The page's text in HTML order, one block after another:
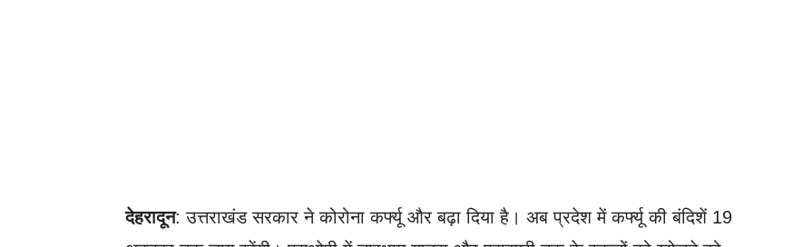
देहरादून: उत्तराखंड सरकार ने कोरोना कर्फ्यू और बढ़ा दिया है। अब प्रदेश में कर्फ्यू की बंदिशें 19